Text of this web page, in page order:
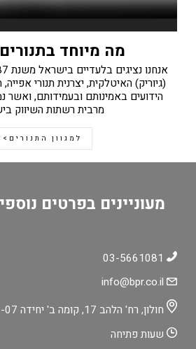
מה מיוחד
(גיוריק) האיטלקית, יצרנית תנורי אפייה,
הידועים באמינותם ובעמידותם,
מרבית רשתות השיווק
למגוון
מעוניינים בפרטים
חולון, רח' הלהב 17, קומה ב' יחידה C-07
שעות פתיחה